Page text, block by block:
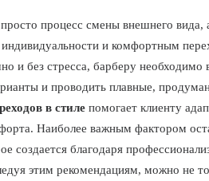
процесс смены внешнего вида,
и комфортным
и без стресса, барберу необходимо
и проводить плавные,
в стиле помогает клиенту
Наиболее важным фактором
создается благодаря
этим рекомендациям, можно не